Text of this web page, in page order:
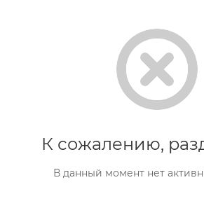
К сожалению,
В данный момент нет